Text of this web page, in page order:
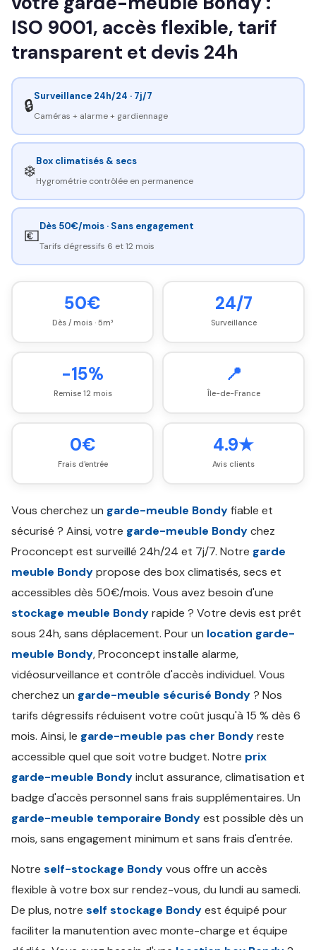
ISO 9001, accès flexible, tarif
transparent et devis 24h
🔒Surveillance 24h/24 · 7j/7
Caméras + alarme + gardiennage
❄️Box climatisés & secs
Hygrométrie contrôlée en permanence
💶Dès 50€/mois · Sans engagement
Tarifs dégressifs 6 et 12 mois
50€
Dès / mois · 5m³
24/7
Surveillance
-15%
Remise 12 mois
📍
Île-de-France
0€
Frais d'entrée
4.9★
Avis clients
Vous cherchez un garde-meuble Bondyfiable et
sécurisé ? Ainsi, votre garde-meuble Bondychez
Proconcept est surveillé 24h/24 et 7j/7. Notre garde
meuble Bondypropose des box climatisés, secs et
accessibles dès 50€/mois. Vous avez besoin d'une
stockage meuble Bondyrapide ? Votre devis est prêt
sous 24h, sans déplacement. Pour un location garde-
meuble Bondy, Proconcept installe alarme,
vidéosurveillance et contrôle d'accès individuel. Vous
cherchez un garde-meuble sécurisé Bondy? Nos
tarifs dégressifs réduisent votre coût jusqu'à 15 % dès 6
mois. Ainsi, le garde-meuble pas cher Bondyreste
accessible quel que soit votre budget. Notre prix
garde-meuble Bondyinclut assurance, climatisation et
badge d'accès personnel sans frais supplémentaires. Un
garde-meuble temporaire Bondyest possible dès un
mois, sans engagement minimum et sans frais d'entrée.
Notre self-stockage Bondyvous offre un accès
flexible à votre box sur rendez-vous, du lundi au samedi.
De plus, notre self stockage Bondyest équipé pour
faciliter la manutention avec monte-charge et équipe